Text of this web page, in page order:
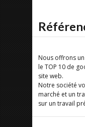
Nous offrons
le TOP 10 de
site web.
Notre société
marché et un
sur un travail